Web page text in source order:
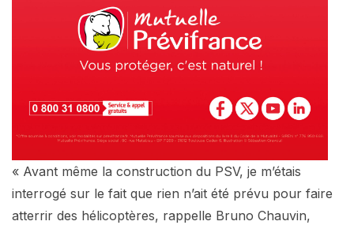
« Avant même la construction du PSV, je m’étais
interrogé sur le fait que rien n’ait été prévu pour faire
atterrir des hélicoptères, rappelle Bruno Chauvin,